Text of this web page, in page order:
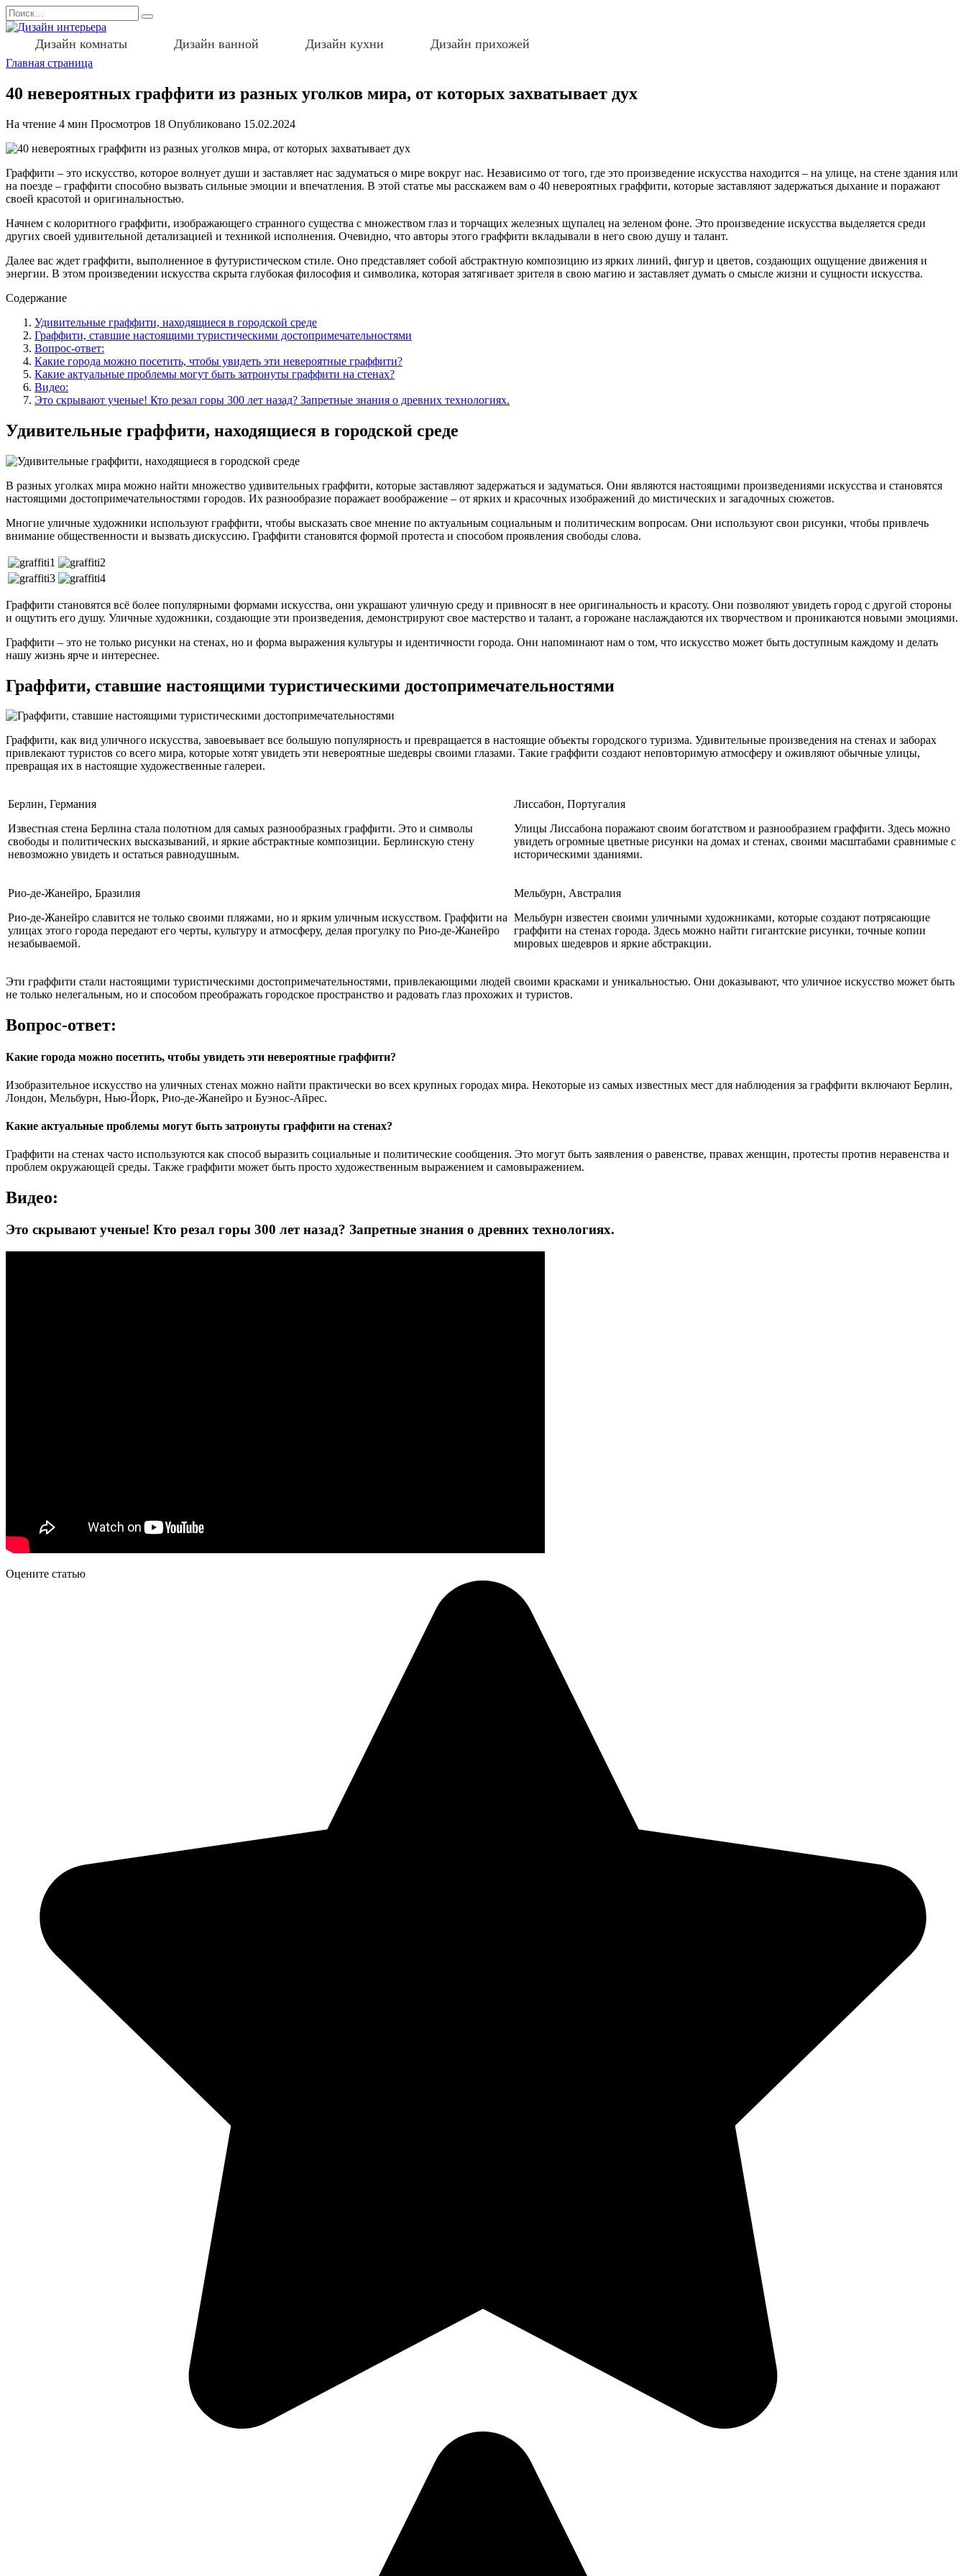
Перейти
к
содержанию
Search
for:
Дизайн комнаты Дизайн ванной Дизайн кухни Дизайн прихожей
Главная страница
40 невероятных граффити из разных уголков мира, от которых захватывает дух
На чтение 4 мин Просмотров 18 Опубликовано 15.02.2024
Граффити – это искусство, которое волнует души и заставляет нас задуматься о мире вокруг нас. Независимо от того, где это произведение искусства находится – на улице, на стене здания или
на поезде – граффити способно вызвать сильные эмоции и впечатления. В этой статье мы расскажем вам о 40 невероятных граффити, которые заставляют задержаться дыхание и поражают
своей красотой и оригинальностью.
Начнем с колоритного граффити, изображающего странного существа с множеством глаз и торчащих железных щупалец на зеленом фоне. Это произведение искусства выделяется среди
других своей удивительной детализацией и техникой исполнения. Очевидно, что авторы этого граффити вкладывали в него свою душу и талант.
Далее вас ждет граффити, выполненное в футуристическом стиле. Оно представляет собой абстрактную композицию из ярких линий, фигур и цветов, создающих ощущение движения и
энергии. В этом произведении искусства скрыта глубокая философия и символика, которая затягивает зрителя в свою магию и заставляет думать о смысле жизни и сущности искусства.
Содержание
Удивительные граффити, находящиеся в городской среде
Граффити, ставшие настоящими туристическими достопримечательностями
Вопрос-ответ:
Какие города можно посетить, чтобы увидеть эти невероятные граффити?
Какие актуальные проблемы могут быть затронуты граффити на стенах?
Видео:
Это скрывают ученые! Кто резал горы 300 лет назад? Запретные знания о древних технологиях.
Удивительные граффити, находящиеся в городской среде
В разных уголках мира можно найти множество удивительных граффити, которые заставляют задержаться и задуматься. Они являются настоящими произведениями искусства и становятся
настоящими достопримечательностями городов. Их разнообразие поражает воображение – от ярких и красочных изображений до мистических и загадочных сюжетов.
Многие уличные художники используют граффити, чтобы высказать свое мнение по актуальным социальным и политическим вопросам. Они используют свои рисунки, чтобы привлечь
внимание общественности и вызвать дискуссию. Граффити становятся формой протеста и способом проявления свободы слова.
Граффити становятся всё более популярными формами искусства, они украшают уличную среду и привносят в нее оригинальность и красоту. Они позволяют увидеть город с другой стороны
и ощутить его душу. Уличные художники, создающие эти произведения, демонстрируют свое мастерство и талант, а горожане наслаждаются их творчеством и проникаются новыми эмоциями.
Граффити – это не только рисунки на стенах, но и форма выражения культуры и идентичности города. Они напоминают нам о том, что искусство может быть доступным каждому и делать
нашу жизнь ярче и интереснее.
Граффити, ставшие настоящими туристическими достопримечательностями
Граффити, как вид уличного искусства, завоевывает все большую популярность и превращается в настоящие объекты городского туризма. Удивительные произведения на стенах и заборах
привлекают туристов со всего мира, которые хотят увидеть эти невероятные шедевры своими глазами. Такие граффити создают неповторимую атмосферу и оживляют обычные улицы,
превращая их в настоящие художественные галереи.
Берлин, Германия
Известная стена Берлина стала полотном для самых разнообразных граффити. Это и символы
свободы и политических высказываний, и яркие абстрактные композиции. Берлинскую стену
невозможно увидеть и остаться равнодушным.
Лиссабон, Португалия
Улицы Лиссабона поражают своим богатством и разнообразием граффити. Здесь можно
увидеть огромные цветные рисунки на домах и стенах, своими масштабами сравнимые с
историческими зданиями.
Рио-де-Жанейро, Бразилия
Рио-де-Жанейро славится не только своими пляжами, но и ярким уличным искусством. Граффити на
улицах этого города передают его черты, культуру и атмосферу, делая прогулку по Рио-де-Жанейро
незабываемой.
Мельбурн, Австралия
Мельбурн известен своими уличными художниками, которые создают потрясающие
граффити на стенах города. Здесь можно найти гигантские рисунки, точные копии
мировых шедевров и яркие абстракции.
Эти граффити стали настоящими туристическими достопримечательностями, привлекающими людей своими красками и уникальностью. Они доказывают, что уличное искусство может быть
не только нелегальным, но и способом преображать городское пространство и радовать глаз прохожих и туристов.
Вопрос-ответ:
Какие города можно посетить, чтобы увидеть эти невероятные граффити?
Изобразительное искусство на уличных стенах можно найти практически во всех крупных городах мира. Некоторые из самых известных мест для наблюдения за граффити включают Берлин,
Лондон, Мельбурн, Нью-Йорк, Рио-де-Жанейро и Буэнос-Айрес.
Какие актуальные проблемы могут быть затронуты граффити на стенах?
Граффити на стенах часто используются как способ выразить социальные и политические сообщения. Это могут быть заявления о равенстве, правах женщин, протесты против неравенства и
проблем окружающей среды. Также граффити может быть просто художественным выражением и самовыражением.
Видео:
Это скрывают ученые! Кто резал горы 300 лет назад? Запретные знания о древних технологиях.
Оцените статью